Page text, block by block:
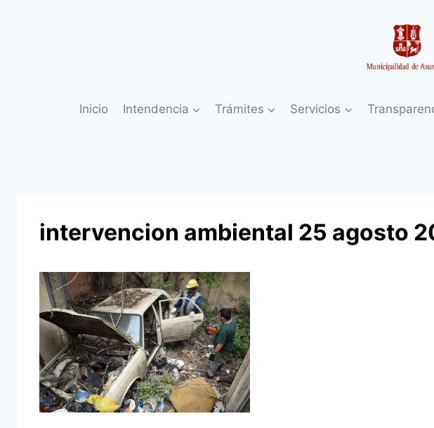
Inicio Intendencia Trámites Servicios
intervencion ambiental 25 agosto